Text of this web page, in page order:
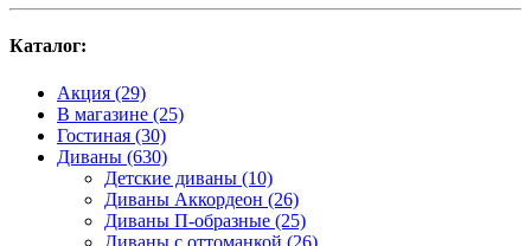
Каталог:
Акция (29)
В магазине (25)
Гостиная (30)
Диваны (630)
Детские диваны (10)
Диваны Аккордеон (26)
Диваны П-образные (25)
Диваны с оттоманкой (26)